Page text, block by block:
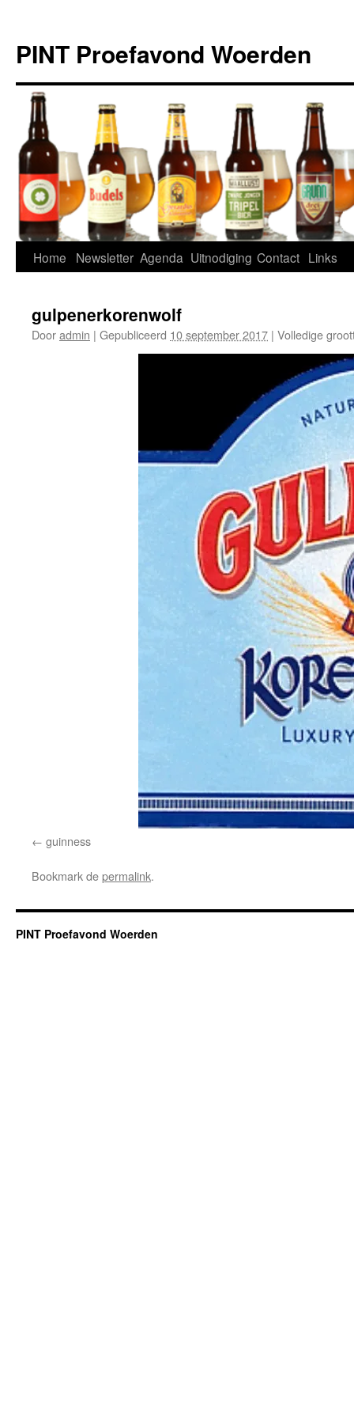
de
inhoud
PINT Proefavond Woerden
Home Newsletter Agenda Uitnodiging Contact Links
gulpenerkorenwolf
Dooradmin | Gepubliceerd 10 september 2017 | Volledige
guinness
Bookmark depermalink.
PINT Proefavond Woerden